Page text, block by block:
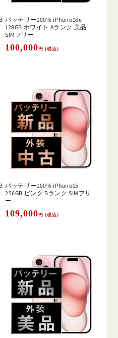
バッテリー100% iPhone16e
128GB ホワイト Aランク 美品
SIMフリー
通
100,000 円 (税込)
バッテリー100% iPhone15
256GB ピンク Bランク SIMフリ
ー
通
109,000 円 (税込)